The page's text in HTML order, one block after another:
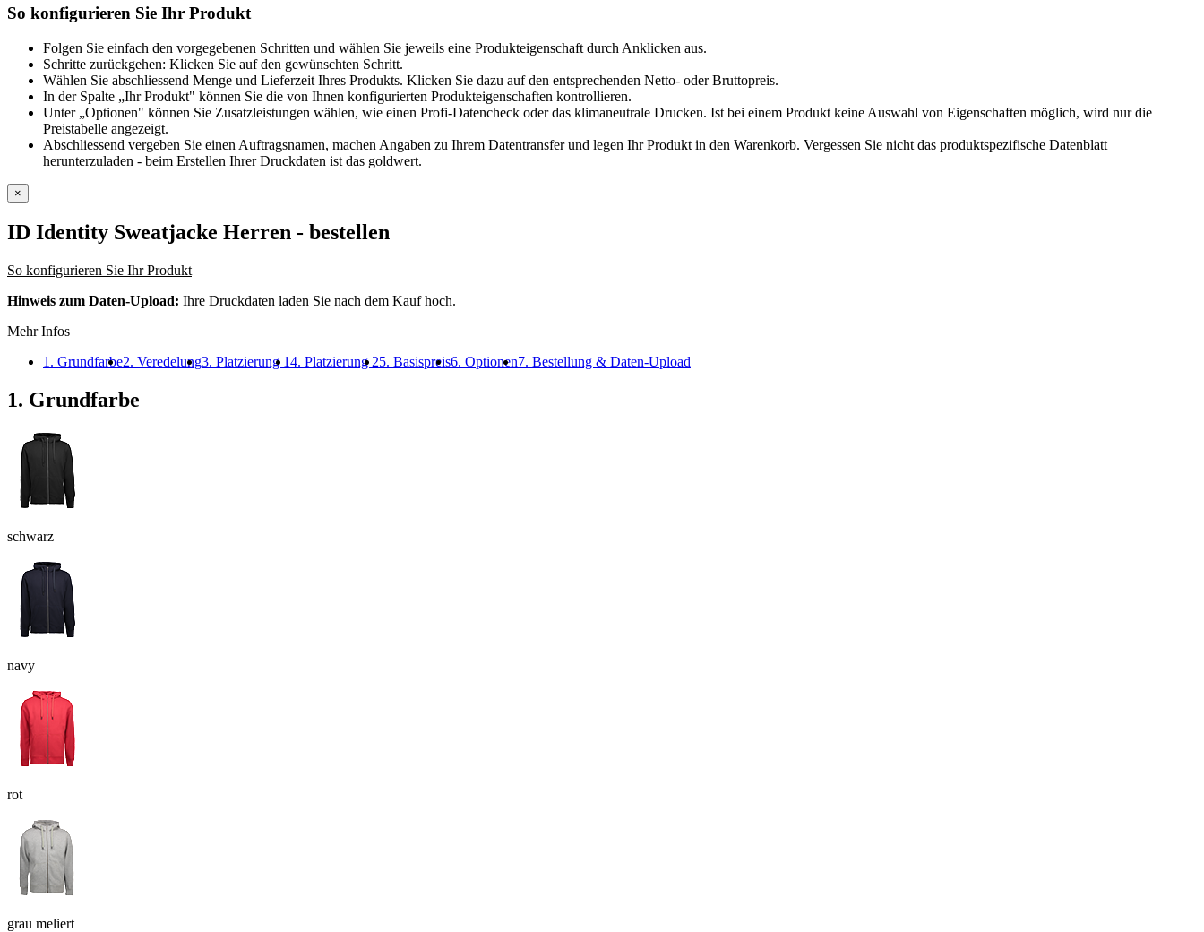
So konfigurieren Sie Ihr Produkt
Folgen Sie einfach den vorgegebenen Schritten und wählen Sie jeweils eine Produkteigenschaft durch Anklicken aus.
Schritte zurückgehen: Klicken Sie auf den gewünschten Schritt.
Wählen Sie abschliessend Menge und Lieferzeit Ihres Produkts. Klicken Sie dazu auf den entsprechenden Netto- oder Bruttopreis.
In der Spalte „Ihr Produkt" können Sie die von Ihnen konfigurierten Produkteigenschaften kontrollieren.
Unter „Optionen" können Sie Zusatzleistungen wählen, wie einen Profi-Datencheck oder das klimaneutrale Drucken. Ist bei einem Produkt keine Auswahl von Eigenschaften möglich, wird nur die
Preistabelle angezeigt.
Abschliessend vergeben Sie einen Auftragsnamen, machen Angaben zu Ihrem Datentransfer und legen Ihr Produkt in den Warenkorb. Vergessen Sie nicht das produktspezifische Datenblatt
herunterzuladen - beim Erstellen Ihrer Druckdaten ist das goldwert.
×
ID Identity Sweatjacke Herren - bestellen
So konfigurieren Sie Ihr Produkt
Hinweis zum Daten-Upload: Ihre Druckdaten laden Sie nach dem Kauf hoch.
Mehr Infos
1. Grundfarbe2. Veredelung3. Platzierung 14. Platzierung 25. Basispreis6. Optionen7. Bestellung & Daten-Upload
1. Grundfarbe
schwarz
navy
rot
grau meliert